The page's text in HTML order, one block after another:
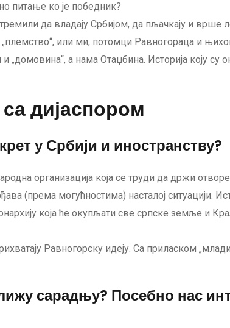
питање ко је победник?
да владају Србијом, да пљачкају и врше
или ми, потомци Равногораца и
„домовина“, а нама Отаџбина. Историја коју су
дијаспором
у Србији и иностранству?
организација која се труди да држи
(према могућностима) насталој ситуацији.
која ће окупљати све српске земље и
Равногорску идеју. Са приласком
сарадњу? Посебно нас